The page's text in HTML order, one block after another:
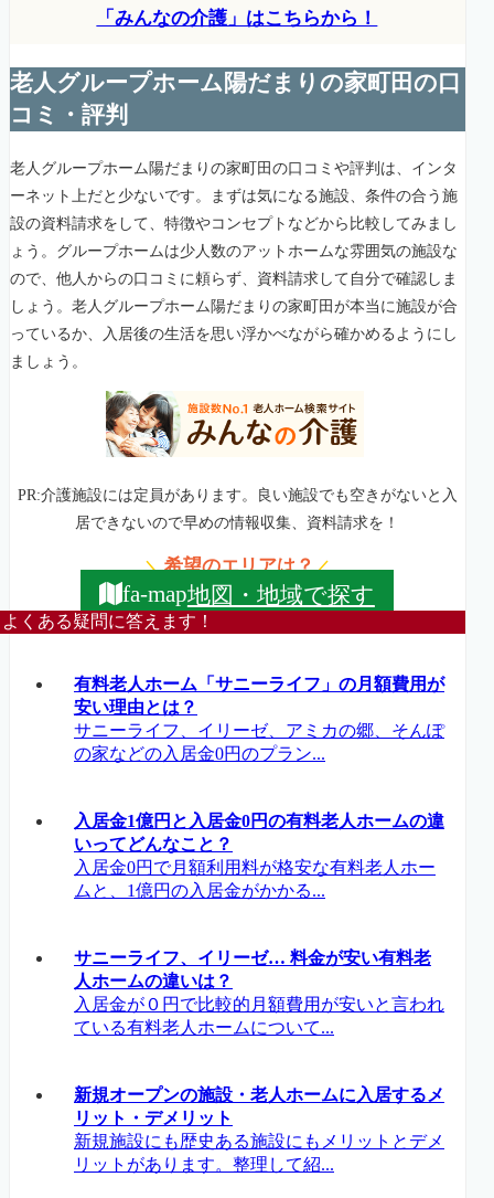
「みんなの介護」はこちらから！
老人グループホーム陽だまりの家町田の口
コミ・評判
老人グループホーム陽だまりの家町田の口コミや評判は、インタ
ーネット上だと少ないです。まずは気になる施設、条件の合う施
設の資料請求をして、特徴やコンセプトなどから比較してみまし
ょう。グループホームは少人数のアットホームな雰囲気の施設な
ので、他人からの口コミに頼らず、資料請求して自分で確認しま
しょう。老人グループホーム陽だまりの家町田が本当に施設が合
っているか、入居後の生活を思い浮かべながら確かめるようにし
ましょう。
PR:介護施設には定員があります。良い施設でも空きがないと入
居できないので早めの情報収集、資料請求を！
＼希望のエリアは？／
fa-map地図・地域で探す
よくある疑問に答えます！
有料老人ホーム「サニーライフ」の月額費用が
安い理由とは？
サニーライフ、イリーゼ、アミカの郷、そんぽ
の家などの入居金0円のプラン...
入居金1億円と入居金0円の有料老人ホームの違
いってどんなこと？
入居金0円で月額利用料が格安な有料老人ホー
ムと、1億円の入居金がかかる...
サニーライフ、イリーゼ… 料金が安い有料老
人ホームの違いは？
入居金が０円で比較的月額費用が安いと言われ
ている有料老人ホームについて...
新規オープンの施設・老人ホームに入居するメ
リット・デメリット
新規施設にも歴史ある施設にもメリットとデメ
リットがあります。整理して紹...